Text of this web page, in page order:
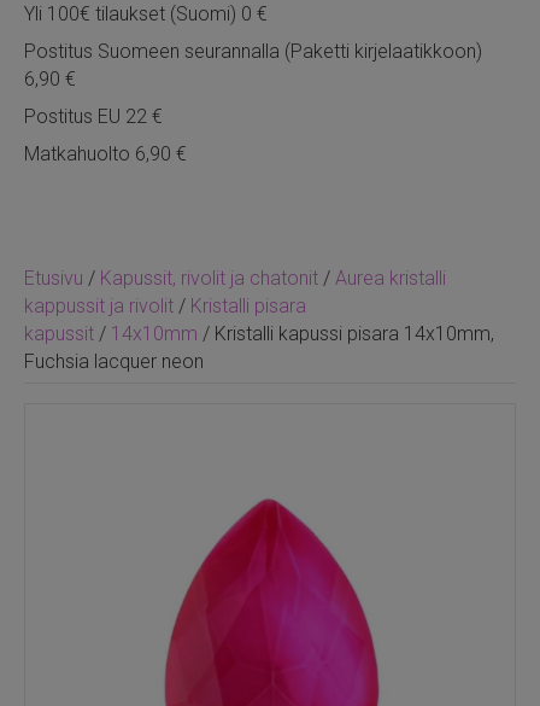
Etusivu / Kapussit, rivolit ja chatonit / Aurea kristalli
kappussit ja rivolit / Kristalli pisara
kapussit / 14x10mm / Kristalli kapussi pisara 14x10mm,
Fuchsia lacquer neon
Yli 100€ tilaukset (Suomi) 0 €
Postitus Suomeen seurannalla (Paketti kirjelaatikkoon)
6,90 €
Postitus EU 22 €
Matkahuolto 6,90 €